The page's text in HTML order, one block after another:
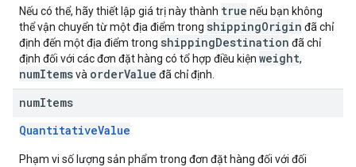
Nếu có thể, hãy thiết lập giá trị này thành true nếu bạn không
thể vận chuyển từ một địa điểm trong shippingOrigin đã chỉ
định đến một địa điểm trong shippingDestination đã chỉ
định đối với các đơn đặt hàng có tổ hợp điều kiện weight,
numItemsvà orderValue đã chỉ định.
numItems
QuantitativeValue
Phạm vi số lượng sản phẩm trong đơn đặt hàng đối với đối